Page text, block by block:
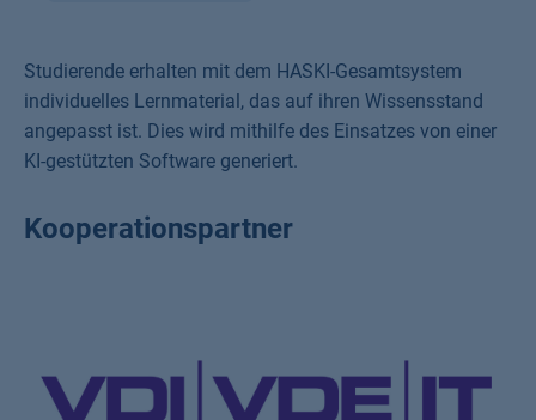
Studierende erhalten mit dem HASKI-Gesamtsystem
individuelles Lernmaterial, das auf ihren Wissensstand
angepasst ist. Dies wird mithilfe des Einsatzes von einer
KI-gestützten Software generiert.
Kooperationspartner